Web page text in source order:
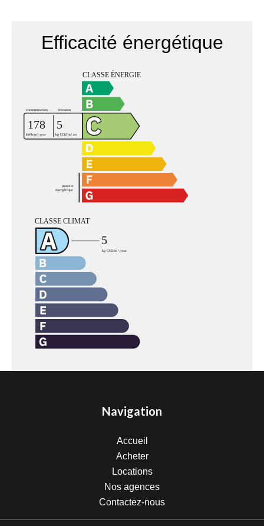
Efficacité énergétique
Navigation
Accueil
Acheter
Locations
Nos agences
Contactez-nous